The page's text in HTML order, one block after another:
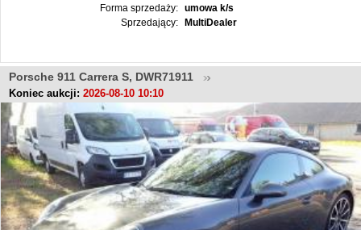
Forma sprzedaży:
umowa k/s
Sprzedający:
MultiDealer
Porsche 911 Carrera S, DWR71911
Koniec aukcji: 2026-08-10 10:10